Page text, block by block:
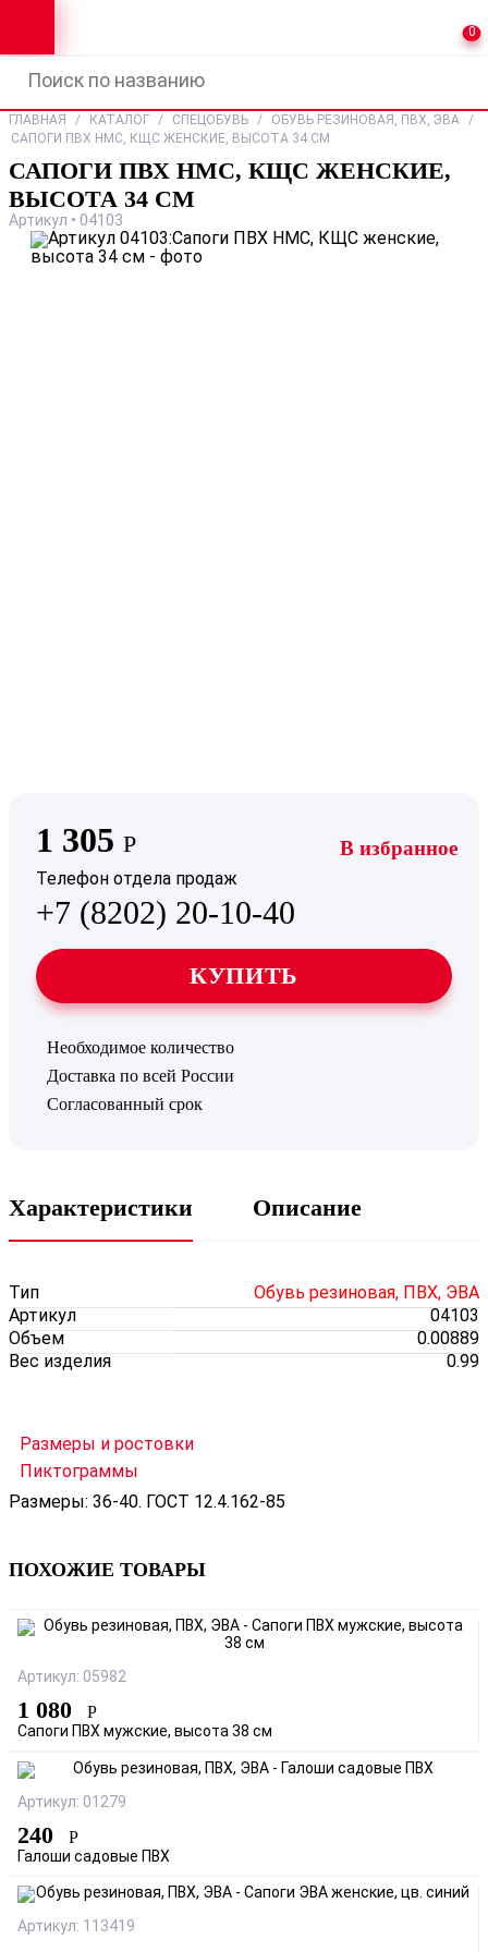
0
ГЛАВНАЯ / КАТАЛОГ / СПЕЦОБУВЬ / ОБУВЬ РЕЗИНОВАЯ, ПВХ, ЭВА
/
САПОГИ ПВХ НМС, КЩС ЖЕНСКИЕ, ВЫСОТА 34 СМ
САПОГИ ПВХ НМС, КЩС ЖЕНСКИЕ,
ВЫСОТА 34 СМ
Артикул • 04103
В избранное
1 305 Р
Телефон отдела продаж
+7 (8202) 20-10-40
КУПИТЬ
Необходимое количество
Доставка по всей России
Согласованный срок
Характеристики Описание
Тип
Обувь резиновая, ПВХ, ЭВА
Артикул
04103
Объем
0.00889
Вес изделия
0.99
Размеры и ростовки
Пиктограммы
Размеры: 36-40. ГОСТ 12.4.162-85
ПОХОЖИЕ ТОВАРЫ
Артикул: 05982
1 080 Р
Сапоги ПВХ мужские, высота 38 см
Артикул: 01279
240 Р
Галоши садовые ПВХ
Артикул: 113419